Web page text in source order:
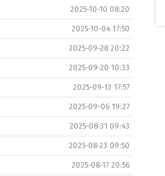
2025-10-10 08:20
2025-10-04 17:50
2025-09-28 20:22
2025-09-20 10:33
2025-09-13 17:57
2025-09-06 19:27
2025-08-31 09:43
2025-08-23 09:50
2025-08-17 20:56